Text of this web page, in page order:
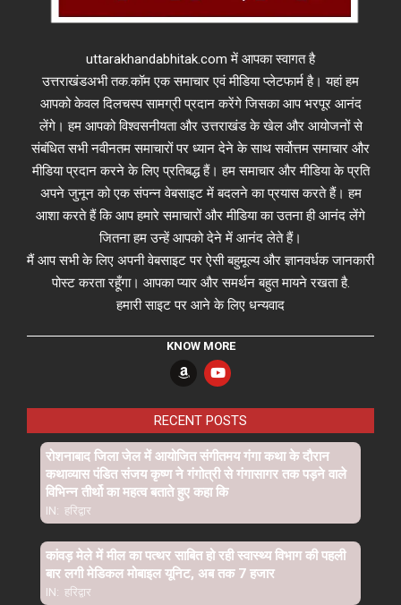
uttarakhandabhitak.com में आपका स्वागत है
उत्तराखंडअभी तक.कॉम एक समाचार एवं मीडिया प्लेटफार्म है। यहां हम
आपको केवल दिलचस्प सामग्री प्रदान करेंगे जिसका आप भरपूर आनंद
लेंगे। हम आपको विश्वसनीयता और उत्तराखंड के खेल और आयोजनों से
संबंधित सभी नवीनतम समाचारों पर ध्यान देने के साथ सर्वोत्तम समाचार और
मीडिया प्रदान करने के लिए प्रतिबद्ध हैं। हम समाचार और मीडिया के प्रति
अपने जुनून को एक संपन्न वेबसाइट में बदलने का प्रयास करते हैं। हम
आशा करते हैं कि आप हमारे समाचारों और मीडिया का उतना ही आनंद लेंगे
जितना हम उन्हें आपको देने में आनंद लेते हैं।
मैं आप सभी के लिए अपनी वेबसाइट पर ऐसी बहुमूल्य और ज्ञानवर्धक जानकारी
पोस्ट करता रहूँगा। आपका प्यार और समर्थन बहुत मायने रखता है.
हमारी साइट पर आने के लिए धन्यवाद
KNOW MORE
RECENT POSTS
रोशनाबाद जिला जेल में आयोजित संगीतमय गंगा कथा के दौरान
कथाव्यास पंडित संजय कृष्ण ने गंगोत्री से गंगासागर तक पड़ने वाले
विभिन्न तीर्थो का महत्व बताते हुए कहा कि
IN: हरिद्वार
कांवड़ मेले में मील का पत्थर साबित हो रही स्वास्थ्य विभाग की पहली
बार लगी मेडिकल मोबाइल यूनिट, अब तक 7 हजार
IN: हरिद्वार